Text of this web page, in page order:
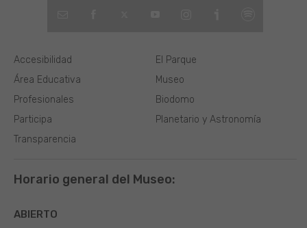
El Parque
Museo
Biodomo
Planetario y Astronomía
Área Educativa
Profesionales
Participa
Transparencia
Accesibilidad
Horario general del Museo:
ABIERTO